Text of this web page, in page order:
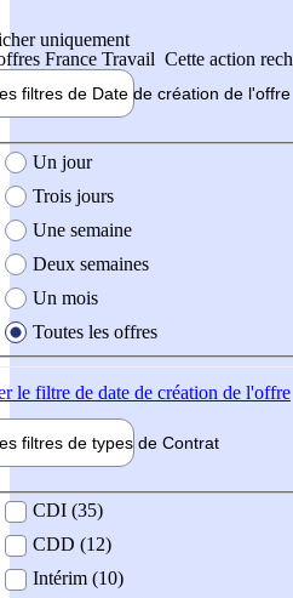
uniquement
France Travail Cette action
filtres de Date de création de l'offre
création de l'offre
Un jour
Trois jours
Une semaine
Deux semaines
Un mois
Toutes les offres
le filtre de date de création de l'offre
filtres de types de Contrat
contrat
CDI (35)
CDD (12)
Intérim (10)